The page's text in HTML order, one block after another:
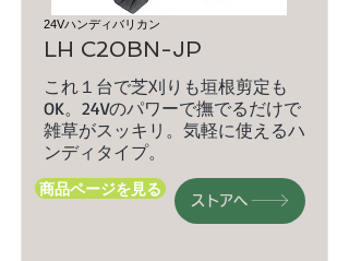
24Vハンディバリカン
LH C20BN-JP
これ１台で芝刈りも垣根剪定も
OK。24Vのパワーで撫でるだけで
雑草がスッキリ。気軽に使えるハ
ンディタイプ。
商品ページを見る
ストアへ